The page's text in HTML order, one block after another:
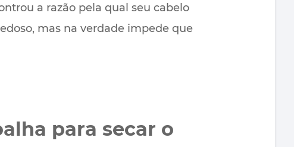
a razão pela qual seu cabelo
mas na verdade impede que
para secar o